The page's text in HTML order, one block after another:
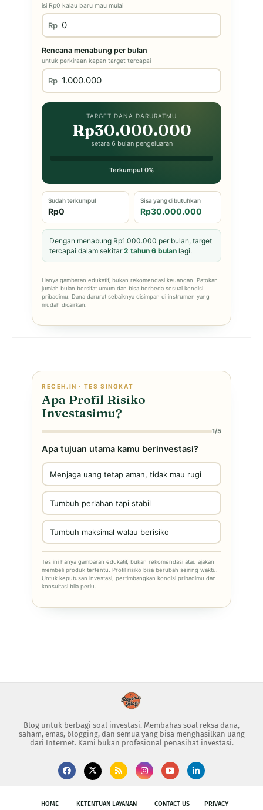
isi Rp0 kalau baru mau mulai
Rp
Rencana menabung per bulan
untuk perkiraan kapan target tercapai
Rp
TARGET DANA DARURATMU
Rp30.000.000
setara 6 bulan pengeluaran
Terkumpul 0%
Sudah terkumpul
Rp0
Sisa yang dibutuhkan
Rp30.000.000
Dengan menabung Rp1.000.000 per bulan, target
tercapai dalam sekitar2 tahun 6 bulan lagi.
Hanya gambaran edukatif, bukan rekomendasi keuangan. Patokan
jumlah bulan bersifat umum dan bisa berbeda sesuai kondisi
pribadimu. Dana darurat sebaiknya disimpan di instrumen yang
mudah dicairkan.
RECEH.IN · TES SINGKAT
Apa Profil Risiko
Investasimu?
1/5
Apa tujuan utama kamu berinvestasi?
Menjaga uang tetap aman, tidak mau rugi
Tumbuh perlahan tapi stabil
Tumbuh maksimal walau berisiko
Tes ini hanya gambaran edukatif, bukan rekomendasi atau ajakan
membeli produk tertentu. Profil risiko bisa berubah seiring waktu.
Untuk keputusan investasi, pertimbangkan kondisi pribadimu dan
konsultasi bila perlu.
Blog untuk berbagi soal investasi. Membahas soal reksa dana,
saham, emas, blogging, dan semua yang bisa menghasilkan uang
dari Internet. Kami bukan profesional penasihat investasi.
HOME KETENTUAN LAYANAN CONTACT US PRIVACY